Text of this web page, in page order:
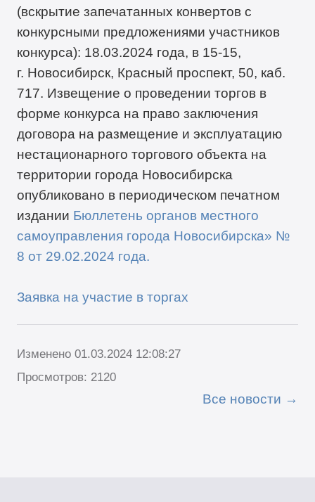
(вскрытие запечатанных конвертов с
конкурсными предложениями участников
конкурса): 18.03.2024 года, в 15-15,
г. Новосибирск, Красный проспект, 50, каб.
717. Извещение о проведении торгов в
форме конкурса на право заключения
договора на размещение и эксплуатацию
нестационарного торгового объекта на
территории города Новосибирска
опубликовано в периодическом печатном
издании Бюллетень органов местного
самоуправления города Новосибирска» №
8 от 29.02.2024 года.
Заявка на участие в торгах
Изменено 01.03.2024 12:08:27
Просмотров: 2120
Все новости